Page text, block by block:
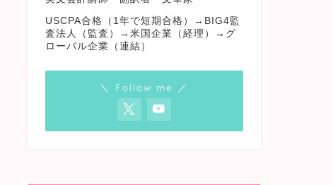
USCPA合格（1年で短期合格）→BIG4監
査法人（監査）→米国企業（経理）→グ
ローバル企業（連結）
＼ Follow me ／